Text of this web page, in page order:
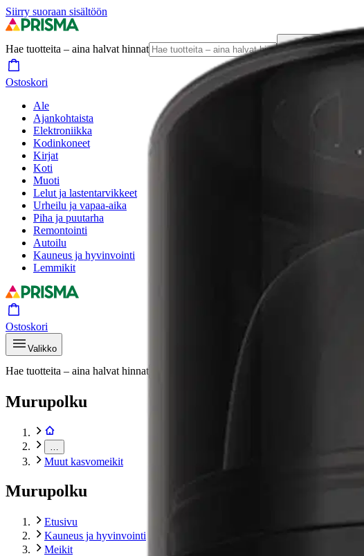
Siirry suoraan sisältöön
Hae tuotteita – aina halvat hinnat Hae
Ostoskori
Ale
Ajankohtaista
Elektroniikka
Kodinkoneet
Kirjat
Koti
Muoti
Lelut ja lastentarvikkeet
Urheilu ja vapaa-aika
Piha ja puutarha
Remontointi
Autoilu
Kauneus ja hyvinvointi
Lemmikit
Ostoskori
Valikko
Hae tuotteita – aina halvat hinnat
Murupolku
Muut kasvomeikit
Murupolku
Etusivu
Kauneus ja hyvinvointi
Meikit